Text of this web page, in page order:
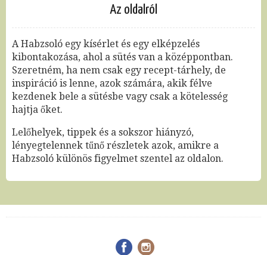
Az oldalról
A Habzsoló egy kísérlet és egy elképzelés
kibontakozása, ahol a sütés van a középpontban.
Szeretném, ha nem csak egy recept-tárhely, de
inspiráció is lenne, azok számára, akik félve
kezdenek bele a sütésbe vagy csak a kötelesség
hajtja őket.
Lelőhelyek, tippek és a sokszor hiányzó,
lényegtelennek tűnő részletek azok, amikre a
Habzsoló különös figyelmet szentel az oldalon.